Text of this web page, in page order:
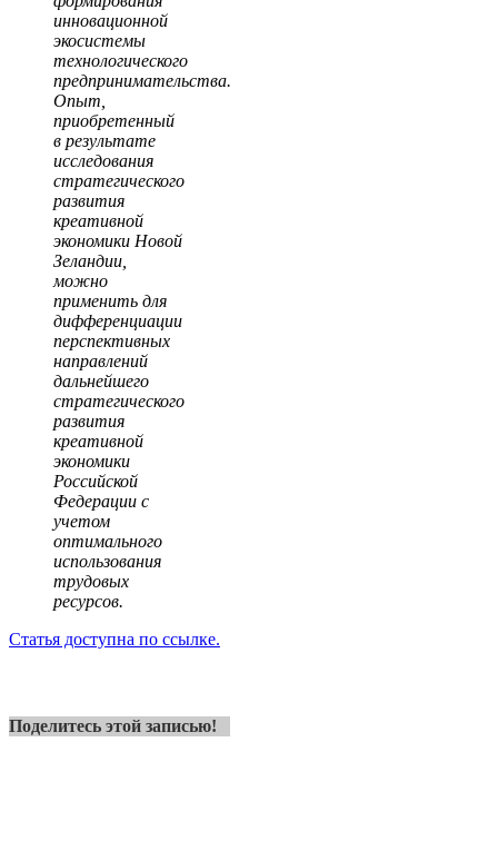
инновационной
экосистемы
технологического
предпринимательства.
Опыт,
приобретенный
в результате
исследования
стратегического
развития
креативной
экономики Новой
Зеландии,
можно
применить для
дифференциации
перспективных
направлений
дальнейшего
стратегического
развития
креативной
экономики
Российской
Федерации с
учетом
оптимального
использования
трудовых
ресурсов.
Статья доступна по ссылке.
Поделитесь этой записью!